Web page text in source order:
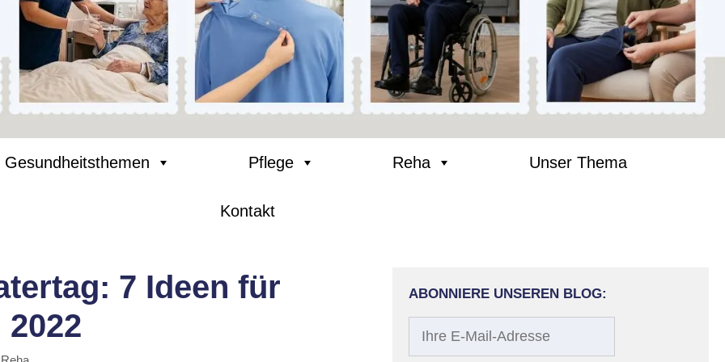
Gesundheitsthemen Pflege Reha Unser Thema
Kontakt
7 Ideen für
ABONNIERE UNSEREN BLOG: